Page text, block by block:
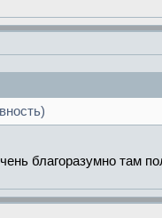
благоразумно там